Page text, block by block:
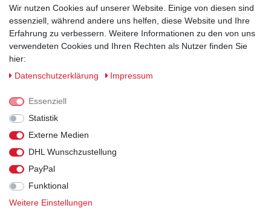
Sicherheitsklassen
Informationen
Versand
Rechtliches
Wir nutzen Cookies auf unserer Website. Einige von diesen sind
essenziell, während andere uns helfen, diese Website und Ihre
Erfahrung zu verbessern. Weitere Informationen zu den von uns
verwendeten Cookies und Ihren Rechten als Nutzer finden Sie
hier:
Daten­schutz­erklärung
Impressum
Essenziell
Statistik
Externe Medien
DHL Wunschzustellung
PayPal
Funktional
Weitere Einstellungen